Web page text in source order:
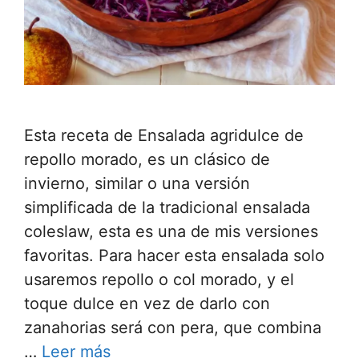
Esta receta de Ensalada agridulce de
repollo morado, es un clásico de
invierno, similar o una versión
simplificada de la tradicional ensalada
coleslaw, esta es una de mis versiones
favoritas. Para hacer esta ensalada solo
usaremos repollo o col morado, y el
toque dulce en vez de darlo con
zanahorias será con pera, que combina
… Leer más